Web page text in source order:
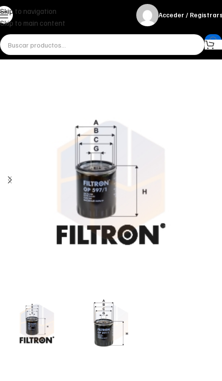
Skip to navigation
Skip to main content
Acceder /
InicioMiscelánea - otrosOtrosFILTRO DE ACEITE OP 597/1 FILTRON